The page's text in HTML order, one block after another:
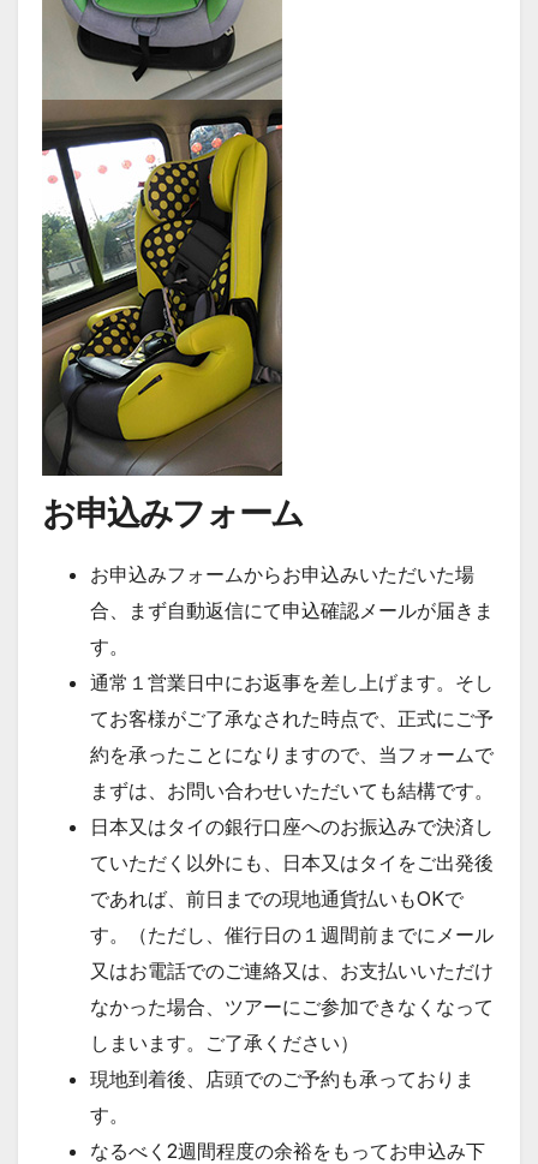
お申込みフォーム
お申込みフォームからお申込みいただいた場
合、まず自動返信にて申込確認メールが届きま
す。
通常１営業日中にお返事を差し上げます。そし
てお客様がご了承なされた時点で、正式にご予
約を承ったことになりますので、当フォームで
まずは、お問い合わせいただいても結構です。
日本又はタイの銀行口座へのお振込みで決済し
ていただく以外にも、日本又はタイをご出発後
であれば、前日までの現地通貨払いもOKで
す。（ただし、催行日の１週間前までにメール
又はお電話でのご連絡又は、お支払いいただけ
なかった場合、ツアーにご参加できなくなって
しまいます。ご了承ください）
現地到着後、店頭でのご予約も承っておりま
す。
なるべく2週間程度の余裕をもってお申込み下